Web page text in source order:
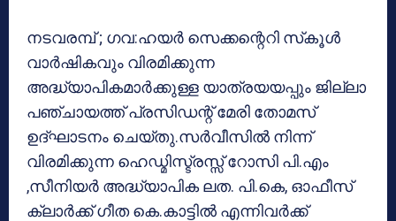
നടവരമ്പ് ; ഗവ:ഹയര്‍ സെക്കന്റെറി സ്‌കൂള്‍
വാര്‍ഷികവും വിരമിക്കുന്ന
അദ്ധ്യാപികമാര്‍ക്കുള്ള യാത്രയയപ്പും ജില്ലാ
പഞ്ചായത്ത് പ്രസിഡന്റ് മേരി തോമസ്
ഉദ്ഘാടനം ചെയ്തു.സര്‍വീസില്‍ നിന്ന്
വിരമിക്കുന്ന ഹെഡ്മിസ്ട്രസ്സ് റോസി പി.എം
,സീനിയര്‍ അദ്ധ്യാപിക ലത. പി.കെ, ഓഫീസ്
ക്ലാര്‍ക്ക് ഗീത കെ.കാട്ടില്‍ എന്നിവര്‍ക്ക്